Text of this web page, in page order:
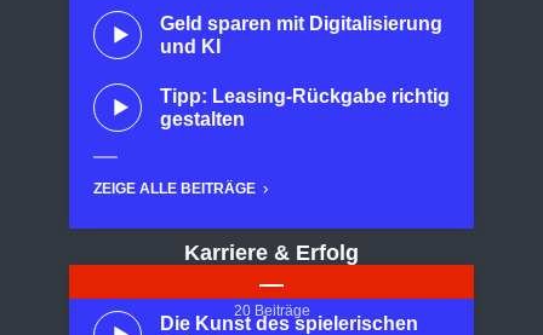
Geld sparen mit Digitalisierung
und KI
Tipp: Leasing-Rückgabe richtig
gestalten
ZEIGE ALLE BEITRÄGE
Karriere & Erfolg
20 Beiträge
Die Kunst des spielerischen